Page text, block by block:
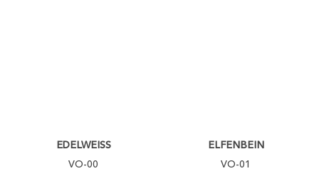
EDELWEISS
VO-00
ELFENBEIN
VO-01